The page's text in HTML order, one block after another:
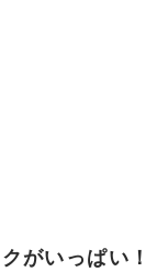
がいっぱい！